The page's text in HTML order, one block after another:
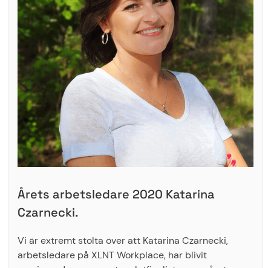
Årets arbetsledare 2020 Katarina
Czarnecki.
Vi är extremt stolta över att Katarina Czarnecki,
arbetsledare på XLNT Workplace, har blivit